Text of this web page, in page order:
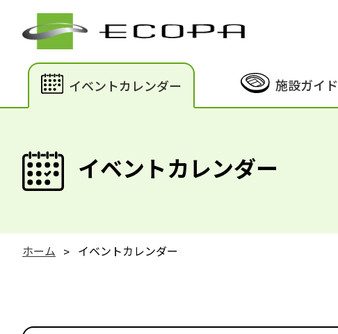
イベントカレンダー 施設ガイド
イベントカレンダー
ホーム イベントカレンダー